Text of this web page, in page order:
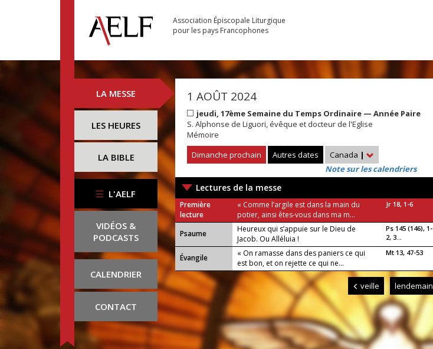
Association Épiscopale Liturgique
pour les pays Francophones
LA MESSE
LES HEURES
LA BIBLE
L'AELF
VIDÉOS &
PODCASTS
CALENDRIER
CONTACT
1 AOÛT 2024
jeudi, 17ème Semaine du Temps Ordinaire — Année Paire
S. Alphonse de Liguori, évêque et docteur de l'Eglise
Mémoire
Dimanche prochain
Autres dates Canada |
Note sur les calendriers
Lectures de la messe
Première
lecture
« Comme l’argile est dans la main du
potier, ainsi êtes-vous dans ma m...
Jr 18, 1-6
Psaume
Heureux qui s’appuie sur le Dieu de
Jacob. Ou Alléluia !
Ps 145 (146), 1-
2, 3...
Évangile
« On ramasse dans des paniers ce qui
est bon, et on rejette ce qui ne...
Mt 13, 47-53
veille lendemain